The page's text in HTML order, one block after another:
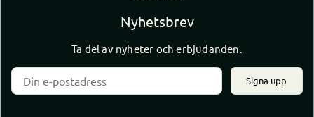
Nyhetsbrev
Ta del av nyheter och erbjudanden.
Signa upp